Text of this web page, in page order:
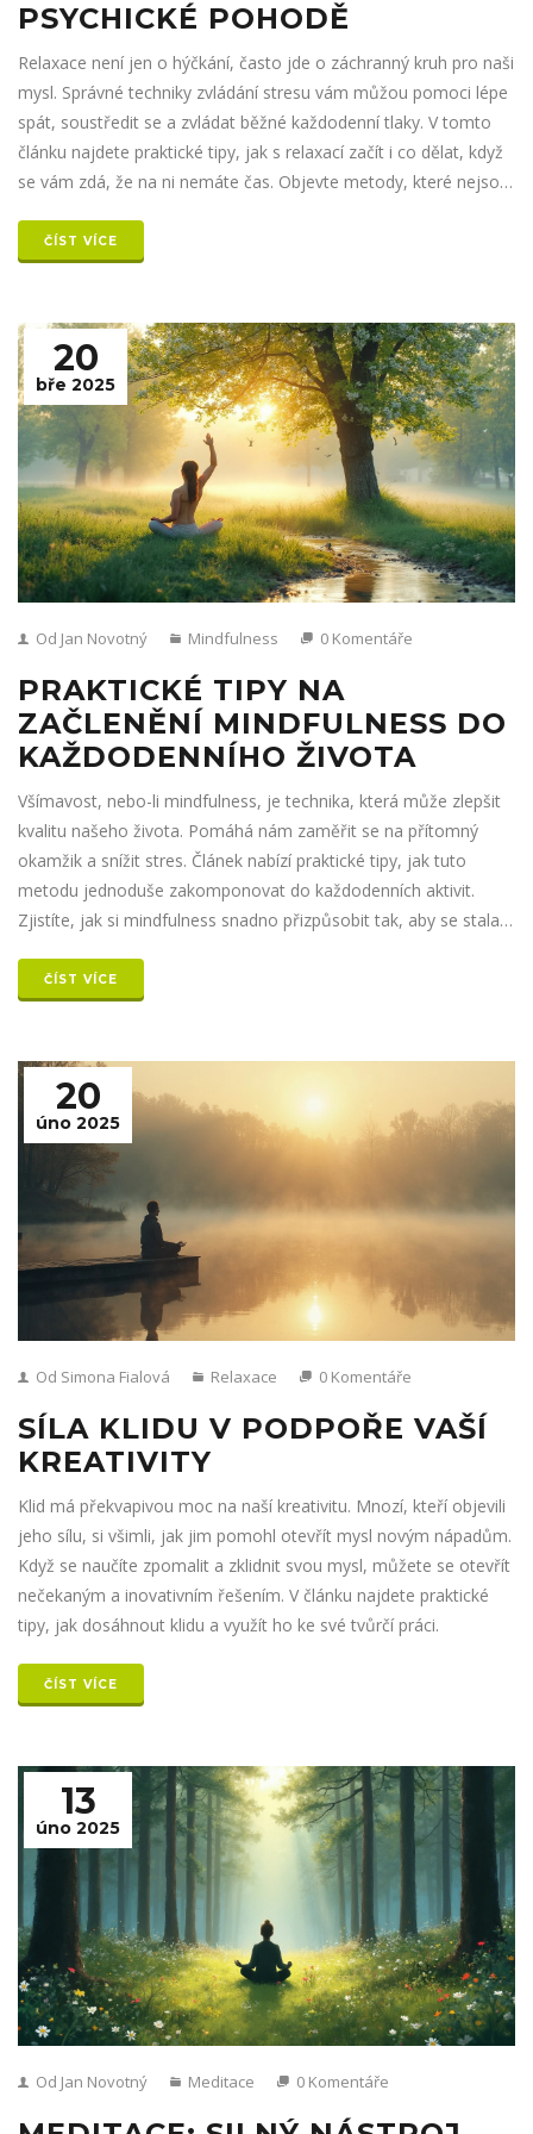
PSYCHICKÉ POHODĚ
Relaxace není jen o hýčkání, často jde o záchranný kruh pro naši
mysl. Správné techniky zvládání stresu vám můžou pomoci lépe
spát, soustředit se a zvládat běžné každodenní tlaky. V tomto
článku najdete praktické tipy, jak s relaxací začít i co dělat, když
se vám zdá, že na ni nemáte čas. Objevte metody, které nejsou
Naučte se, proč i krátká pauza může změnit celý váš den.
ČÍST VÍCE
20
bře 2025
Od Jan Novotný Mindfulness 0 Komentáře
PRAKTICKÉ TIPY NA
ZAČLENĚNÍ MINDFULNESS DO
KAŽDODENNÍHO ŽIVOTA
Všímavost, nebo-li mindfulness, je technika, která může zlepšit
kvalitu našeho života. Pomáhá nám zaměřit se na přítomný
okamžik a snížit stres. Článek nabízí praktické tipy, jak tuto
metodu jednoduše zakomponovat do každodenních aktivit.
Zjistíte, jak si mindfulness snadno přizpůsobit tak, aby se stala
ČÍST VÍCE
20
úno 2025
Od Simona Fialová Relaxace 0 Komentáře
SÍLA KLIDU V PODPOŘE VAŠÍ
KREATIVITY
Klid má překvapivou moc na naší kreativitu. Mnozí, kteří objevili
jeho sílu, si všimli, jak jim pomohl otevřít mysl novým nápadům.
Když se naučíte zpomalit a zklidnit svou mysl, můžete se otevřít
nečekaným a inovativním řešením. V článku najdete praktické
tipy, jak dosáhnout klidu a využít ho ke své tvůrčí práci.
ČÍST VÍCE
13
úno 2025
Od Jan Novotný Meditace 0 Komentáře